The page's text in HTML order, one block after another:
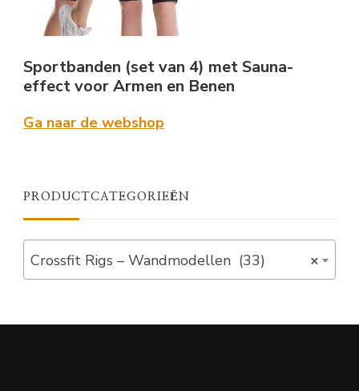
Sportbanden (set van 4) met Sauna-
effect voor Armen en Benen
Ga naar de webshop
PRODUCTCATEGORIEËN
×
Crossfit Rigs – Wandmodellen (33)